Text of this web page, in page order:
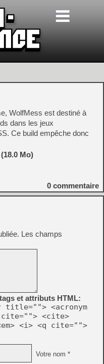
WolfMess est destiné à
dans les jeux
Ce build empêche donc
Mo)
0 commentaire
Les champs
et attributs HTML:
<acronym
<cite>
<i> <q cite="">
Votre nom *